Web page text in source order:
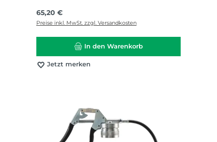
Regulärer Preis:
65,20 €
Preise inkl. MwSt. zzgl. Versandkosten
In den Warenkorb
Jetzt merken